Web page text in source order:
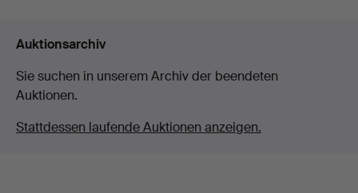
Auktionsarchiv
Sie suchen in unserem Archiv der beendeten
Auktionen.
Stattdessen laufende Auktionen anzeigen.